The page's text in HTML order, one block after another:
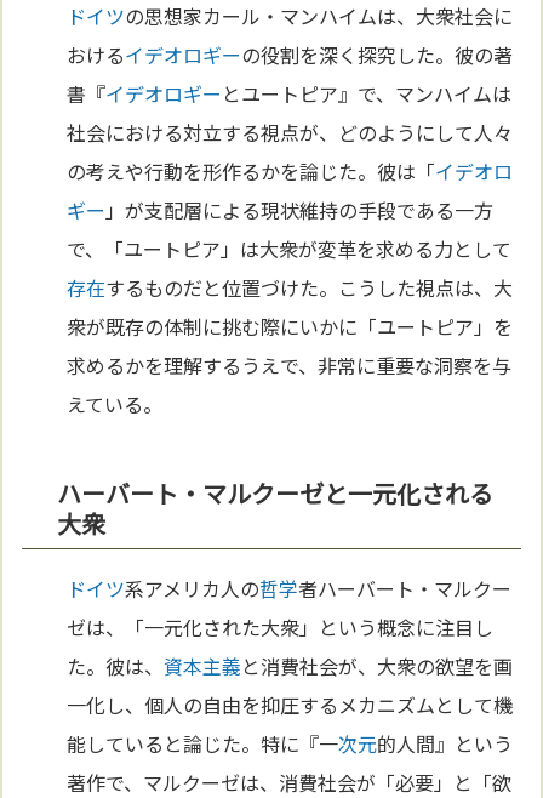
ドイツの思想家カール・マンハイムは、大衆社会に
おけるイデオロギーの役割を深く探究した。彼の著
書『イデオロギー とユートピア』で、マンハイムは
社会における対立する視点が、どのようにして人々
の考えや行動を形作るかを論じた。彼は「イデオロ
ギー 」が支配層による現状維持の手段である一方
で、「ユートピア」は大衆が変革を求める力として
存在するものだと位置づけた。こうした視点は、大
衆が既存の体制に挑む際にいかに「ユートピア」を
求めるかを理解するうえで、非常に重要な洞察を与
えている。
ハーバート・マルクーゼと一元化される
大衆
ドイツ系アメリカ人の哲学者ハーバート・マルクー
ゼは、「一元化された大衆」という概念に注目し
た。彼は、 資本主義と消費社会が、大衆の欲望を画
一化し、個人の自由を抑圧するメカニズムとして機
能していると論じた。特に『一次元的人間』という
著作で、マルクーゼは、消費社会が「必要」と「欲